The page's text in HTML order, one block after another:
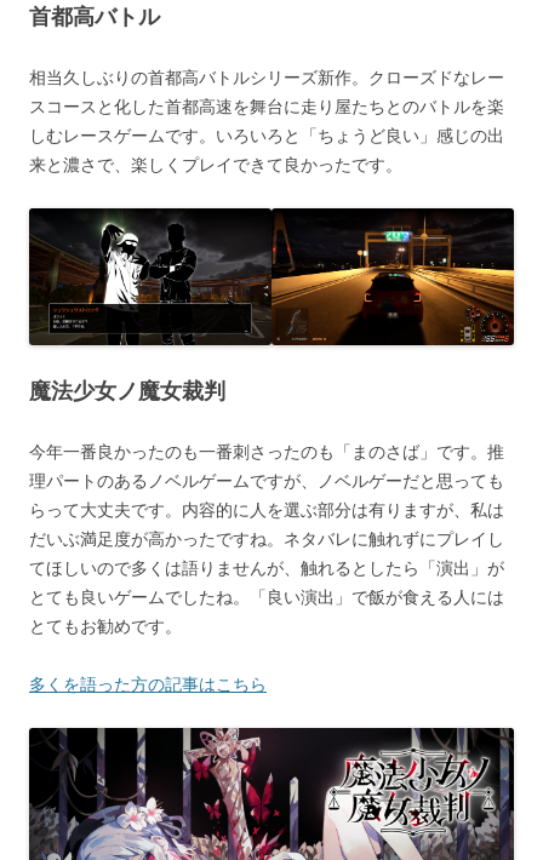
首都高バトル
相当久しぶりの首都高バトルシリーズ新作。クローズドなレー
スコースと化した首都高速を舞台に走り屋たちとのバトルを楽
しむレースゲームです。いろいろと「ちょうど良い」感じの出
来と濃さで、楽しくプレイできて良かったです。
魔法少女ノ魔女裁判
今年一番良かったのも一番刺さったのも「まのさば」です。推
理パートのあるノベルゲームですが、ノベルゲーだと思っても
らって大丈夫です。内容的に人を選ぶ部分は有りますが、私は
だいぶ満足度が高かったですね。ネタバレに触れずにプレイし
てほしいので多くは語りませんが、触れるとしたら「演出」が
とても良いゲームでしたね。「良い演出」で飯が食える人には
とてもお勧めです。
多くを語った方の記事はこちら